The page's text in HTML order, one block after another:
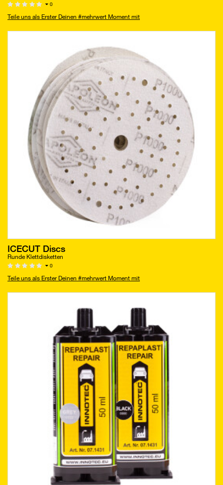
0
Teile uns als Erster Deinen #mehrwert Moment mit
ICECUT Discs
Runde Klettdisketten
0
Teile uns als Erster Deinen #mehrwert Moment mit